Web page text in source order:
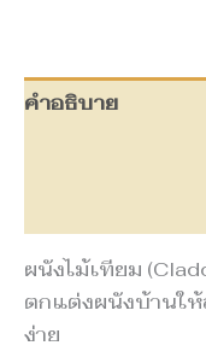
คำอธิบาย
ผนังไม้เทียม
ตกแต่งผนังบ้านใ
ง่าย